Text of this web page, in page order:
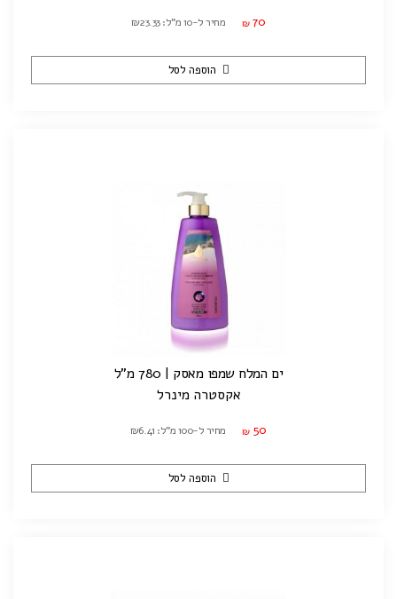
₪ 70 מחיר ל-10 מ"ל: ₪23.33
הוספה לסל
ים המלח שמפו מאסק | 780 מ"ל
אקסטרה מינרל
₪ 50 מחיר ל-100 מ"ל: ₪6.41
הוספה לסל